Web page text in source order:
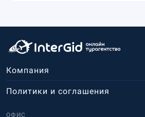
Компания
ОФИС
Политики и соглашения